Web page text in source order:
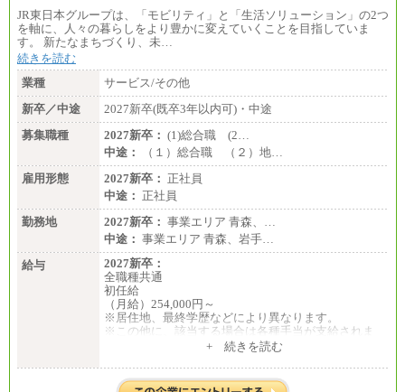
■(株)JTBデータサービス ※2027年新卒募集終了
総合職 月給186,000～194,000円＋地域手当
■I&Jデジタルイノベーション(株)
総合職 月給224,500～242,600円＋地域手当
※詳細はJTBキャリアサイトよりご確認ください。
＜有期社員コース＞
■(株)JTBビジネストランスフォーム
有期契約職 月給185,000～195,000円
※詳細はJTBキャリアサイトよりご確認ください。
■(株)JTBパブリッシング ※2027年新卒募集終了
総合職 月給241,000円
中途：
①月給227,000円以上
②月給212,000円以上
③月給172,500円以上
④月給23万円～37万円
⑤月給20万円～25万円
⑥月給33万円～48万円
⑦月給271,000円以上
⑧～⑮月給200,000円〜月給400,000円
⑯月給185,000円以上
⑰月給237,000円以上
⑱月給212,000円以上
JR東日本グループは、「モビリティ」と「生活ソリューション」の2つ
を軸に、人々の暮らしをより豊かに変えていくことを目指していま
す。 新たなまちづくり、未…
続きを読む
業種
サービス/その他
新卒／中途
2027新卒(既卒3年以内可)・中途
募集職種
2027新卒： (1)総合職 (2…
中途：
（１）総合職 （２）地…
雇用形態
2027新卒： 正社員
中途： 正社員
勤務地
2027新卒： 事業エリア 青森、…
中途： 事業エリア 青森、岩手…
給与
2027新卒：
全職種共通
初任給
（月給）254,000円～
※居住地、最終学歴などにより異なります。
※この他に、該当する場合は各種手当が支給されま
中途：
+ 続きを読む